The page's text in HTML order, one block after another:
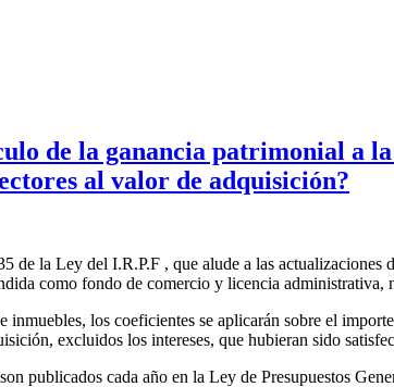
de la ganancia patrimonial a
al valor de adquisición?
de la Ley del I.R.P.F , que alude a las
como fondo de comercio y licencia administrativa,
inmuebles, los coeficientes se aplicarán sobre el
excluidos los intereses, que hubieran sido
publicados cada año en la Ley de Presupuestos